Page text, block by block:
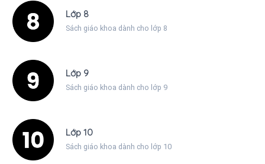
Lớp 8
Sách giáo khoa dành cho lớp 8
Lớp 9
Sách giáo khoa dành cho lớp 9
Lớp 10
Sách giáo khoa dành cho lớp 10